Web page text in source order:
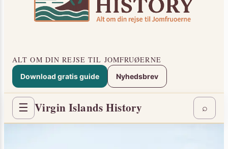
ALT OM DIN REJSE TIL JOMFRUØERNE
Download gratis guide Nyhedsbrev
☰ Virgin Islands History ⌕